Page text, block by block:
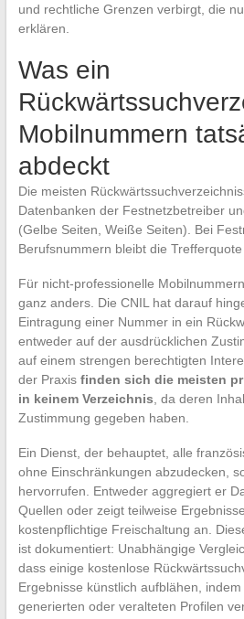
und rechtliche Grenzen verbirgt, die
erklären.
Was ein
Mobilnummern
abdeckt
Die meisten
Datenbanken der Festnetzbetreiber
(Gelbe Seiten, Weiße Seiten). Bei
Berufsnummern bleibt die Trefferquote
Für nicht-professionelle
ganz anders. Die CNIL hat darauf
Eintragung einer Nummer in ein
entweder auf der ausdrücklichen
auf einem strengen berechtigten
der Praxis finden sich die meisten
in keinem Verzeichnis , da deren
Zustimmung gegeben haben.
Ein Dienst, der behauptet, alle
ohne Einschränkungen abzudecken,
hervorrufen. Entweder aggregiert er
Quellen oder zeigt teilweise
kostenpflichtige Freischaltung an.
ist dokumentiert: Unabhängige
dass einige kostenlose
Ergebnisse künstlich aufblähen,
generierten oder veralteten Profilen